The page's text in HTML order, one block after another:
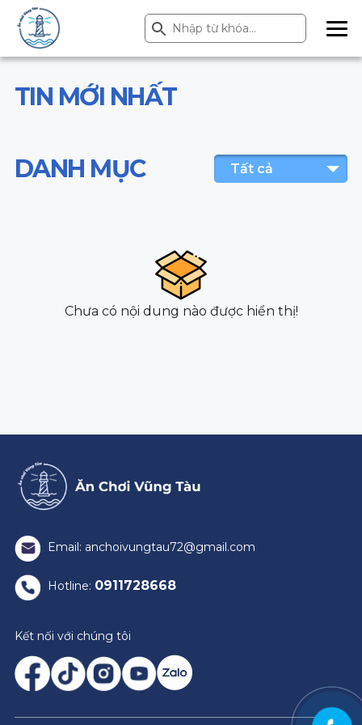
Search
for:
Search Button
ME
NU
TIN MỚI NHẤT
DANH MỤC Tất cả
Chưa có nội dung nào được hiển thị!
Email: anchoivungtau72@gmail.com
Hotline: 0911728668
Kết nối với chúng tôi